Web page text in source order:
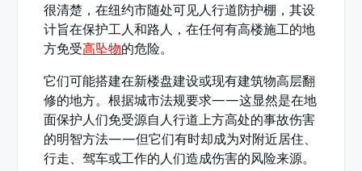
很清楚，在纽约市随处可见人行道防护棚，其设
计旨在保护工人和路人，在任何有高楼施工的地
方免受高坠物的危险。
它们可能搭建在新楼盘建设或现有建筑物高层翻
修的地方。根据城市法规要求——这显然是在地
面保护人们免受源自人行道上方高处的事故伤害
的明智方法——但它们有时却成为对附近居住、
行走、驾车或工作的人们造成伤害的风险来源。